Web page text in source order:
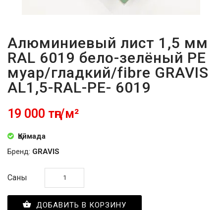
Алюминиевый лист 1,5 мм
RAL 6019 бело-зелёный PE
муар/гладкий/fibre GRAVIS
AL1,5-RAL-PE- 6019
19 000 тңг/м²
Қоймада
Бренд: GRAVIS
Саны
ДОБАВИТЬ В КОРЗИНУ